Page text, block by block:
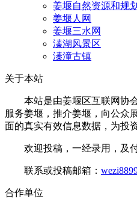
姜堰自然资源和规
姜堰人网
姜堰三水网
溱湖风景区
溱潼古镇
关于本站
本站是由姜堰区互联网协会
服务姜堰，推介姜堰，向公众
面的真实有效信息数据，为投
欢迎投稿，一经录用，及付
联系或投稿邮箱：
合作单位